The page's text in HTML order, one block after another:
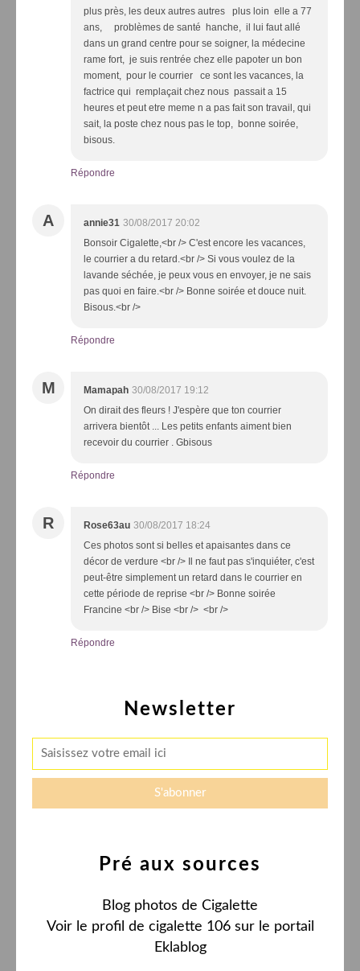
plus près, les deux autres autres plus loin elle a 77
ans, problèmes de santé hanche, il lui faut allé
dans un grand centre pour se soigner, la médecine
rame fort, je suis rentrée chez elle papoter un bon
moment, pour le courrier ce sont les vacances, la
factrice qui remplaçait chez nous passait a 15
heures et peut etre meme n a pas fait son travail, qui
sait, la poste chez nous pas le top, bonne soirée,
bisous.
Répondre
A annie31 30/08/2017 20:02
Bonsoir Cigalette,<br /> C'est encore les vacances,
le courrier a du retard.<br /> Si vous voulez de la
lavande séchée, je peux vous en envoyer, je ne sais
pas quoi en faire.<br /> Bonne soirée et douce nuit.
Bisous.<br />
Répondre
M Mamapah 30/08/2017 19:12
On dirait des fleurs ! J'espère que ton courrier
arrivera bientôt ... Les petits enfants aiment bien
recevoir du courrier . Gbisous
Répondre
R Rose63au 30/08/2017 18:24
Ces photos sont si belles et apaisantes dans ce
décor de verdure <br /> Il ne faut pas s'inquiéter, c'est
peut-être simplement un retard dans le courrier en
cette période de reprise <br /> Bonne soirée
Francine <br /> Bise <br /> <br />
Répondre
Newsletter
Pré aux sources
Blog photos de Cigalette
Voir le profil de cigalette 106sur le portail
Eklablog